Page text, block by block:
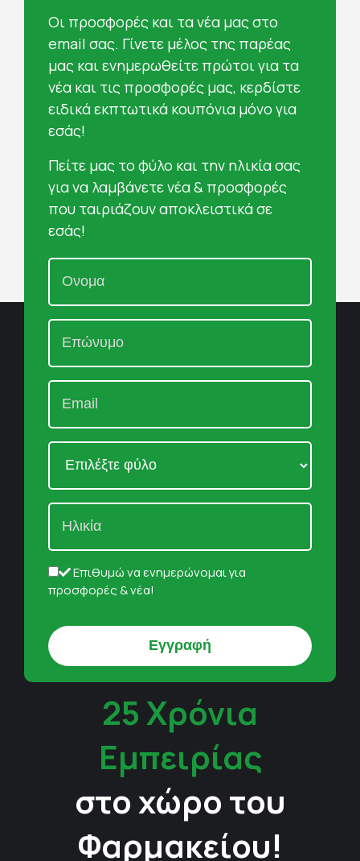
Oι προσφορές και τα νέα μας στο
email σας. Γίνετε μέλος της παρέας
μας και ενημερωθείτε πρώτοι για τα
νέα και τις προσφορές μας, κερδίστε
ειδικά εκπτωτικά κουπόνια μόνο για
εσάς!
Πείτε μας το φύλο και την ηλικία σας
για να λαμβάνετε νέα & προσφορές
που ταιριάζουν αποκλειστικά σε
εσάς!
Επιθυμώ να ενημερώνομαι για
προσφορές & νέα!
25 Χρόνια
Εμπειρίας
στο χώρο του
Φαρμακείου!